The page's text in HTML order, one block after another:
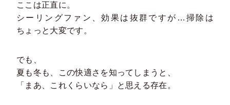
ここは正直に。
シーリングファン、効果は抜群ですが…掃除は
ちょっと大変です。
でも、
夏も冬も、この快適さを知ってしまうと、
「まあ、これくらいなら」と思える存在。